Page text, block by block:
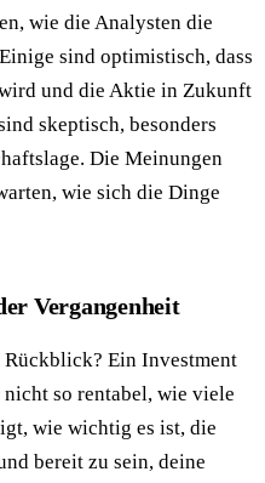
wie die Analysten die
sind optimistisch, dass
und die Aktie in Zukunft
skeptisch, besonders
Die Meinungen
wie sich die Dinge
Vergangenheit
Rückblick? Ein Investment
so rentabel, wie viele
wie wichtig es ist, die
bereit zu sein, deine